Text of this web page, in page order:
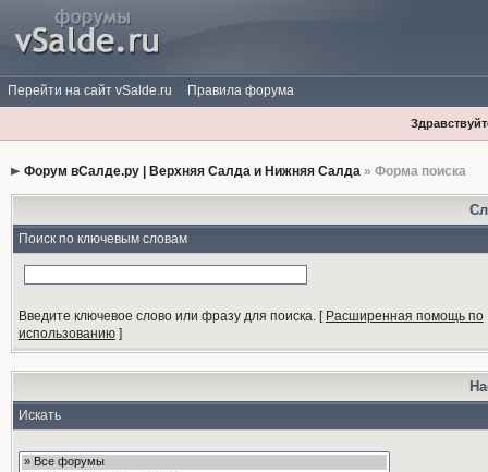
Перейти на сайт vSalde.ru Правила форума
Форум вСалде.ру | Верхняя Салда и Нижняя Салда» Форма поиска
Поиск по ключевым словам
Введите ключевое слово или фразу для поиска.[ Расширенная помощь по
использованию]
Искать